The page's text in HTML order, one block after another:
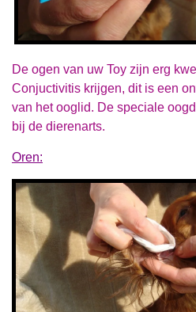
De ogen van uw Toy zijn erg
Conjuctivitis krijgen, dit is een
van het ooglid. De speciale
bij de dierenarts.
Oren: